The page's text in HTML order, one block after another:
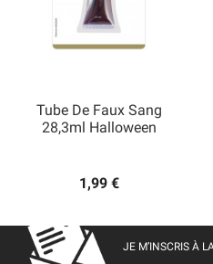
Tube De Faux Sang
28,3ml Halloween
1,99 €
JE M’INSCRIS À